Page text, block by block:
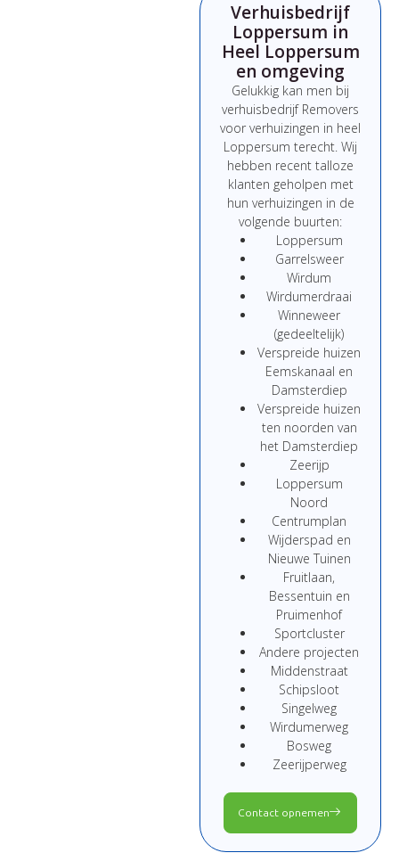
Verhuisbedrijf
Loppersum in
Heel Loppersum
en omgeving
Gelukkig kan men bij
verhuisbedrijf Removers
voor verhuizingen in heel
Loppersum terecht. Wij
hebben recent talloze
klanten geholpen met
hun verhuizingen in de
volgende buurten:
Loppersum
Garrelsweer
Wirdum
Wirdumerdraai
Winneweer
(gedeeltelijk)
Verspreide huizen
Eemskanaal en
Damsterdiep
Verspreide huizen
ten noorden van
het Damsterdiep
Zeerijp
Loppersum
Noord
Centrumplan
Wijderspad en
Nieuwe Tuinen
Fruitlaan,
Bessentuin en
Pruimenhof
Sportcluster
Andere projecten
Middenstraat
Schipsloot
Singelweg
Wirdumerweg
Bosweg
Zeerijperweg
Contact opnemen